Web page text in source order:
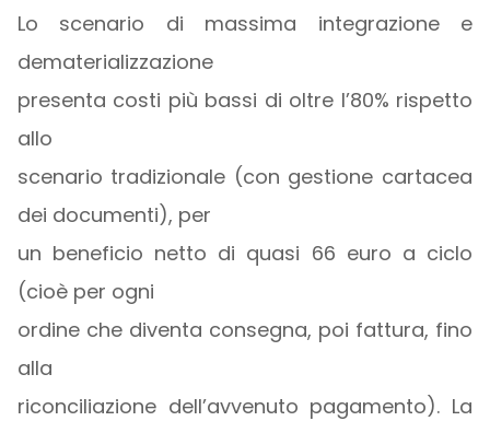
Lo scenario di massima integrazione e
dematerializzazione
presenta costi più bassi di oltre l’80% rispetto
allo
scenario tradizionale (con gestione cartacea
dei documenti), per
un beneficio netto di quasi 66 euro a ciclo
(cioè per ogni
ordine che diventa consegna, poi fattura, fino
alla
riconciliazione dell’avvenuto pagamento). La